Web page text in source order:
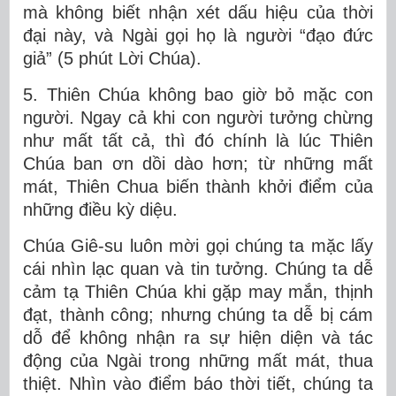
mà không biết nhận xét dấu hiệu của thời
đại này, và Ngài gọi họ là người “đạo đức
giả” (5 phút Lời Chúa).
5. Thiên Chúa không bao giờ bỏ mặc con
người. Ngay cả khi con người tưởng chừng
như mất tất cả, thì đó chính là lúc Thiên
Chúa ban ơn dồi dào hơn; từ những mất
mát, Thiên Chua biến thành khởi điểm của
những điều kỳ diệu.
Chúa Giê-su luôn mời gọi chúng ta mặc lấy
cái nhìn lạc quan và tin tưởng. Chúng ta dễ
cảm tạ Thiên Chúa khi gặp may mắn, thịnh
đạt, thành công; nhưng chúng ta dễ bị cám
dỗ để không nhận ra sự hiện diện và tác
động của Ngài trong những mất mát, thua
thiệt. Nhìn vào điểm báo thời tiết, chúng ta